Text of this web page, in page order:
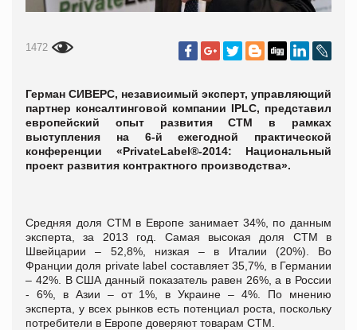
1472
Герман СИВЕРС, независимый эксперт, управляющий
партнер консалтинговой компании IPLC, представил
европейский опыт развития СТМ в
рамках
выступления на 6-й ежегодной практической
конференции «PrivateLabel®-2014: Национальный
проект развития контрактного производства».
Средняя доля СТМ в Европе занимает 34%, по данным
эксперта, за 2013 год. Самая высокая доля СТМ в
Швейцарии – 52,8%, низкая – в Италии (20%). Во
Франции доля private label составляет 35,7%, в Германии
– 42%. В США данный показатель равен 26%, а в России
- 6%, в Азии – от 1%, в Украине – 4%. По мнению
эксперта, у всех рынков есть потенциал роста, поскольку
потребители в Европе доверяют товарам СТМ.